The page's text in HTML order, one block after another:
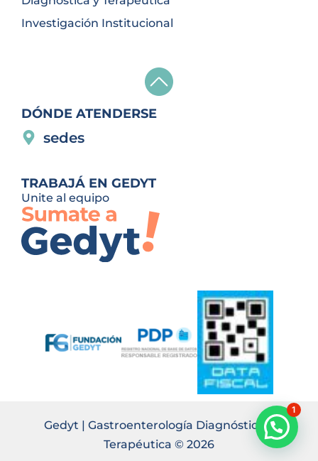
Investigación Institucional
DÓNDE ATENDERSE
sedes
TRABAJÁ EN GEDYT
Unite al equipo
Gedyt | Gastroenterología Diagnóstica y
Terapéutica © 2026
1